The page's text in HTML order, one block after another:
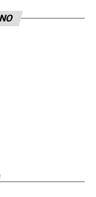
ha dovuto
di gara per